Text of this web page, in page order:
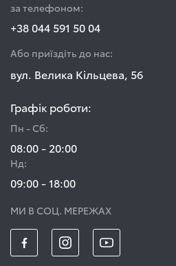
за телефоном:
+38 044 591 50 04
Або приїздіть до нас:
вул. Велика Кільцева, 56
Графік роботи:
Пн - Сб:
08:00 - 20:00
Нд:
09:00 - 18:00
МИ В СОЦ. МЕРЕЖАХ